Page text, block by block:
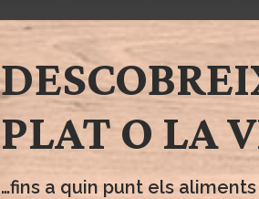
PLAT O LA
…fins a quin punt els